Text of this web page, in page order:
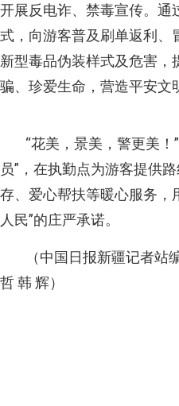
开展反电诈、禁毒宣传。通
式，向游客普及刷单返利、
新型毒品伪装样式及危害
骗、珍爱生命，营造平安文
“花美，景美，警更美！
员”，在执勤点为游客提供
存、爱心帮扶等暖心服务，
人民”的庄严承诺。
（中国日报新疆记者站
哲 韩 辉）